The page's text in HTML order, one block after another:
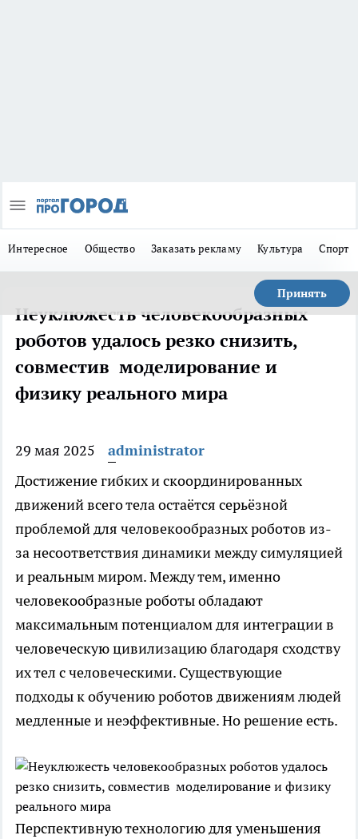
Интересное Общество Заказать рекламу Культура Спорт
Принять
Неуклюжесть человекообразных
роботов удалось резко снизить,
совместив моделирование и
физику реального мира
29 мая 2025
administrator
Достижение гибких и скоординированных
движений всего тела остаётся серьёзной
проблемой для человекообразных роботов из-
за несоответствия динамики между симуляцией
и реальным миром. Между тем, именно
человекообразные роботы обладают
максимальным потенциалом для интеграции в
человеческую цивилизацию благодаря сходству
их тел с человеческими. Существующие
подходы к обучению роботов движениям людей
медленные и неэффективные. Но решение есть.
Перспективную технологию для уменьшения